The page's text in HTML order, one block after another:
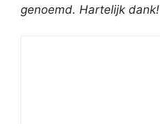
genoemd. Hartelijk dank!